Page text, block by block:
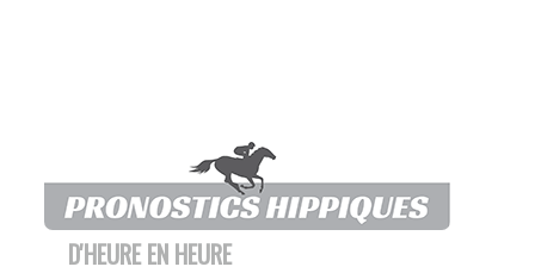
D'HEURE EN HEURE